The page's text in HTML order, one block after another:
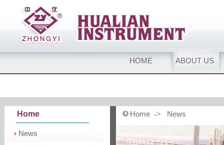
HOME ABOUT US
Home Home -> News
News